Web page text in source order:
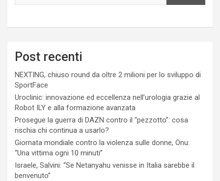
Post recenti
NEXTING, chiuso round da oltre 2 milioni per lo sviluppo di
SportFace
Uroclinic: innovazione ed eccellenza nell’urologia grazie al
Robot ILY e alla formazione avanzata
Prosegue la guerra di DAZN contro il “pezzotto”: cosa
rischia chi continua a usarlo?
Giornata mondiale contro la violenza sulle donne, Onu:
“Una vittima ogni 10 minuti”
Israele, Salvini: “Se Netanyahu venisse in Italia sarebbe il
benvenuto”